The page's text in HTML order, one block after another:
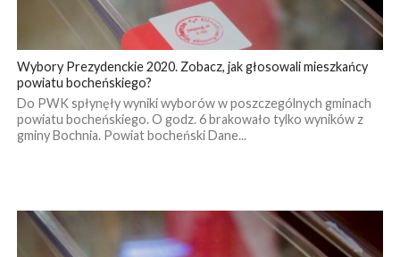
Wybory Prezydenckie 2020. Zobacz, jak głosowali mieszkańcy
powiatu bocheńskiego?
Do PWK spłynęły wyniki wyborów w poszczególnych gminach
powiatu bocheńskiego. O godz. 6 brakowało tylko wyników z
gminy Bochnia. Powiat bocheński Dane...